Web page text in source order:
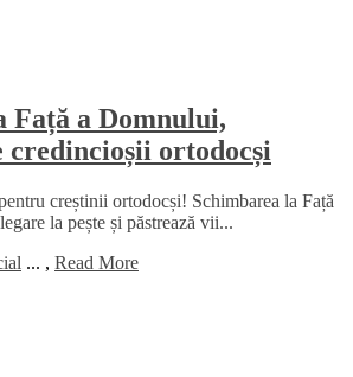
Față a Domnului,
credincioșii ortodocși
creștinii ortodocși! Schimbarea la Față
la pește și păstrează vii...
... , Read More